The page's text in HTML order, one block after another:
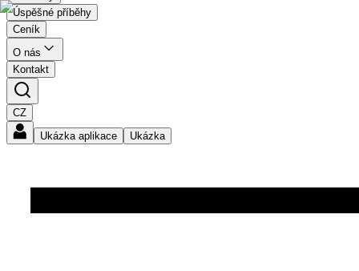
Úspěšné příběhy
Ceník
O nás
Kontakt
CZ
Ukázka aplikace
Ukázka